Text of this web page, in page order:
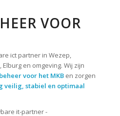
VOOR
ict partner in Wezep,
en omgeving. Wij zijn
voor het MKB en zorgen
veilig, stabiel en optimaal